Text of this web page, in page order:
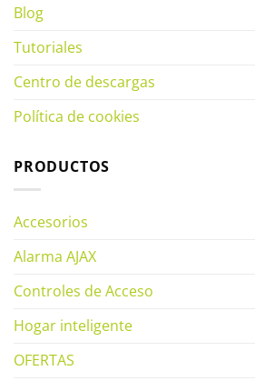
Blog
Tutoriales
Centro de descargas
Política de cookies
PRODUCTOS
Accesorios
Alarma AJAX
Controles de Acceso
Hogar inteligente
OFERTAS